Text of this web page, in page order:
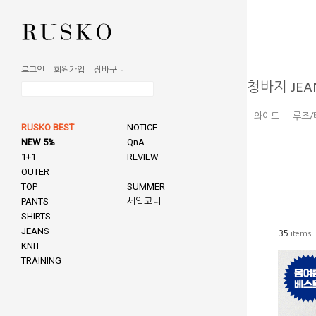
로그인 회원가입 장바구니
RUSKO BEST
NEW 5%
1+1
OUTER
TOP
PANTS
SHIRTS
JEANS
KNIT
TRAINING
NOTICE
QnA
REVIEW
SUMMER
세일코너
청바지
와이드 루즈/
35 items.